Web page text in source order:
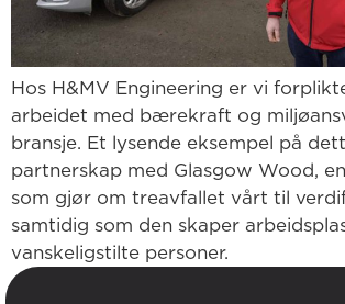
Hos H&MV Engineering er vi
arbeidet med bærekraft og
bransje. Et lysende eksempel på
partnerskap med Glasgow Wood,
som gjør om treavfallet vårt til
samtidig som den skaper
vanskeligstilte personer.